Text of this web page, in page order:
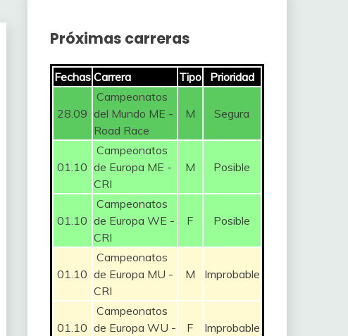
Próximas carreras
Fechas Carrera Tipo Prioridad
28.09
Campeonatos
del Mundo ME -
Road Race
M Segura
01.10
Campeonatos
de Europa ME -
CRI
M Posible
01.10
Campeonatos
de Europa WE -
CRI
F Posible
01.10
Campeonatos
de Europa MU -
CRI
M Improbable
01.10
Campeonatos
de Europa WU -
F Improbable